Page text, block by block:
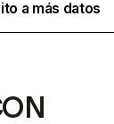
a más datos